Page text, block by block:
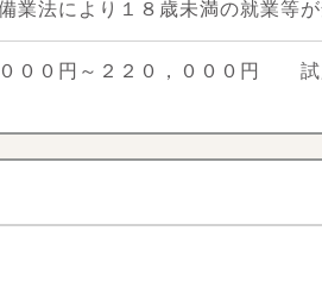
業法により１８歳未満の就業等が
００円～２２０，０００円 試